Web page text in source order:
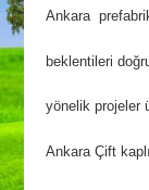
Ankara
beklentileri
yönelik projeler
Ankara Çift